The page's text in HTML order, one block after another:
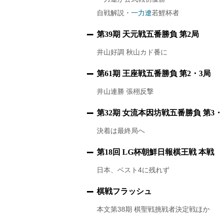
自戦解説・ 一力遼若鯉杯者
第39期 天元戦五番勝負 第2局
井山好調 秋山カド番に
第61期 王座戦五番勝負 第2・3局
井山連勝 張栩反撃
第32期 女流本因坊戦五番勝負 第3
決着は最終局へ
第18回 LG杯朝鮮日報棋王戦 本戦
日本、ベスト4に残れず
棋戦フラッシュ
本文第38期 棋聖戦挑戦者決定戦ほか